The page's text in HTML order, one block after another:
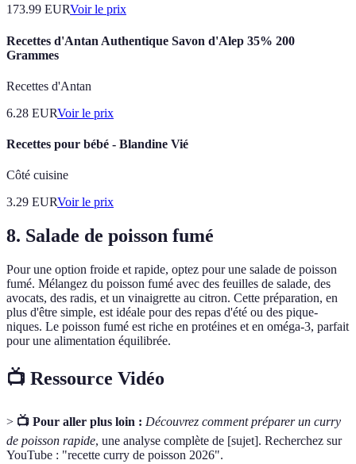
173.99 EURVoir le prix
Recettes d'Antan Authentique Savon d'Alep 35% 200
Grammes
Recettes d'Antan
6.28 EURVoir le prix
Recettes pour bébé - Blandine Vié
Côté cuisine
3.29 EURVoir le prix
8. Salade de poisson fumé
Pour une option froide et rapide, optez pour une salade de poisson
fumé. Mélangez du poisson fumé avec des feuilles de salade, des
avocats, des radis, et un vinaigrette au citron. Cette préparation, en
plus d'être simple, est idéale pour des repas d'été ou des pique-
niques. Le poisson fumé est riche en protéines et en oméga-3, parfait
pour une alimentation équilibrée.
📺 Ressource Vidéo
> 📺 Pour aller plus loin : Découvrez comment préparer un curry
de poisson rapide, une analyse complète de [sujet]. Recherchez sur
YouTube : "recette curry de poisson 2026".